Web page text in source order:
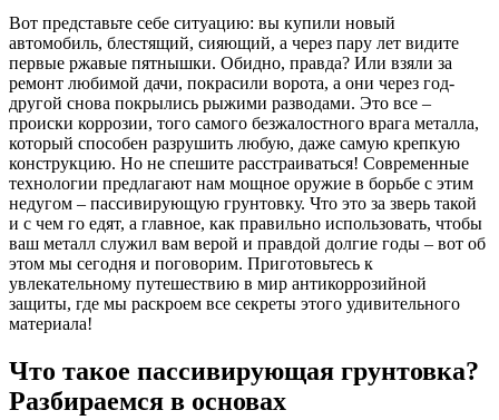
Вот представьте себе ситуацию: вы купили новый
автомобиль, блестящий, сияющий, а через пару лет видите
первые ржавые пятнышки. Обидно, правда? Или взяли за
ремонт любимой дачи, покрасили ворота, а они через год-
другой снова покрылись рыжими разводами. Это все –
происки коррозии, того самого безжалостного врага металла,
который способен разрушить любую, даже самую крепкую
конструкцию. Но не спешите расстраиваться! Современные
технологии предлагают нам мощное оружие в борьбе с этим
недугом – пассивирующую грунтовку. Что это за зверь такой
и с чем го едят, а главное, как правильно использовать, чтобы
ваш металл служил вам верой и правдой долгие годы – вот об
этом мы сегодня и поговорим. Приготовьтесь к
увлекательному путешествию в мир антикоррозийной
защиты, где мы раскроем все секреты этого удивительного
материала!
Что такое пассивирующая грунтовка?
Разбираемся в основах